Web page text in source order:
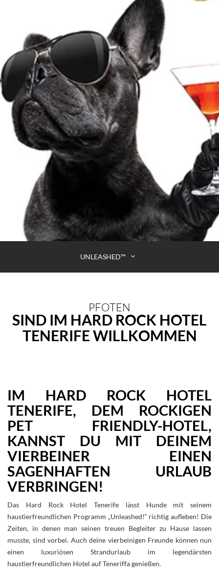
UNLEASHED™
PFOTEN
SIND IM HARD ROCK HOTEL
TENERIFE WILLKOMMEN
IM HARD ROCK HOTEL
TENERIFE, DEM ROCKIGEN
PET FRIENDLY-HOTEL,
KANNST DU MIT DEINEM
VIERBEINER EINEN
SAGENHAFTEN URLAUB
VERBRINGEN!
Das Hard Rock Hotel Tenerife lässt Hunde mit seinem
haustierfreundlichen Programm „Unleashed!“ richtig aufleben! Die
Zeiten, in denen man seinen treuen Begleiter zu Hause lassen
musste, sind vorbei. Auch deine vierbeinigen Freunde können nun
einen luxuriösen Strandurlaub im legendärsten
haustierfreundlichen Hotel auf Teneriffa genießen.